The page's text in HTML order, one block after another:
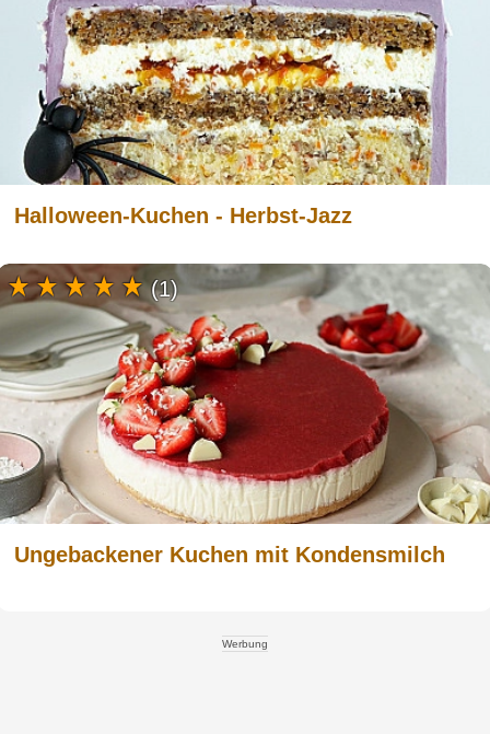
Halloween-Kuchen - Herbst-Jazz
Ungebackener Kuchen mit Kondensmilch
(1)
Werbung